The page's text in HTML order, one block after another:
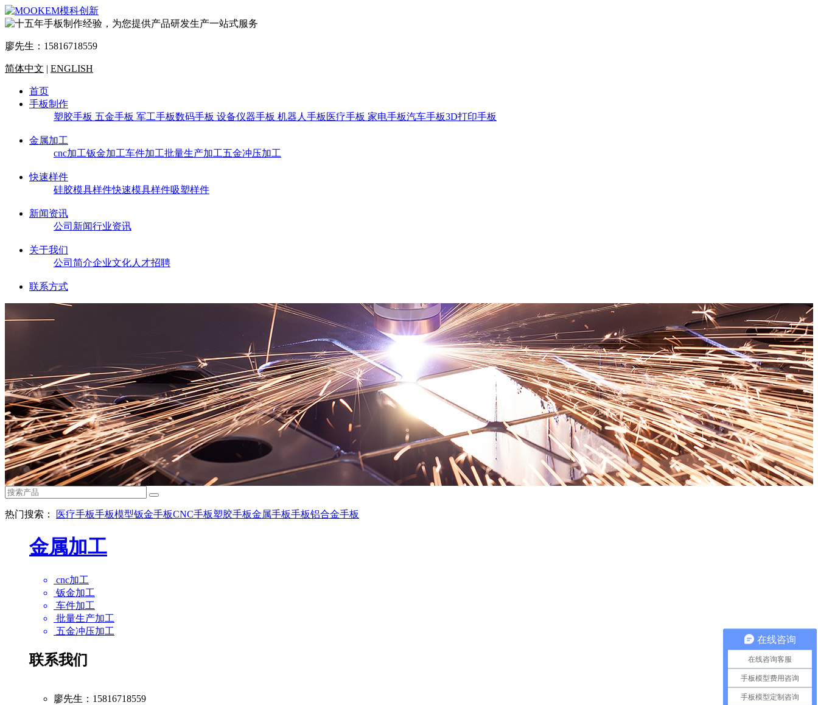
廖先生： 15816718559
简体中文 | ENGLISH
首页
手板制作
塑胶手板 五金手板 军工手板数码手板 设备仪器手板 机器人手板 医疗手板 家电手板汽车手板3D打印手板
金属加工
cnc加工钣金加工车件加工批量生产加工五金冲压加工
快速样件
硅胶模具样件快速模具样件吸塑样件
新闻资讯
公司新闻行业资讯
关于我们
公司简介企业文化人才招聘
联系方式
热门搜索： 医疗手板手板模型钣金手板CNC手板塑胶手板金属手板手板铝合金手板
金属加工
cnc加工
钣金加工
车件加工
批量生产加工
五金冲压加工
联系我们
廖先生：15816718559
在线咨询
在线咨询客服
手板模型费用咨询
手板模型定制咨询